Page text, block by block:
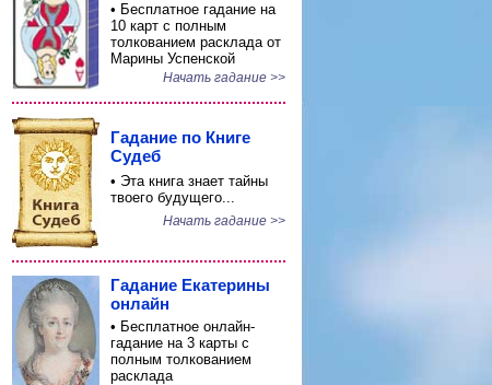
• Бесплатное гадание на
10 карт с полным
толкованием расклада от
Марины Успенской
Начать гадание >>
Гадание по Книге
Судеб
• Эта книга знает тайны
твоего будущего...
Начать гадание >>
Гадание Екатерины
онлайн
• Бесплатное онлайн-
гадание на 3 карты с
полным толкованием
расклада